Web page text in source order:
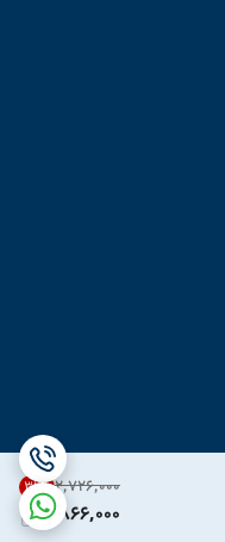
۲٬۷۲۶٬۰۰۰ 31%
1,866,000